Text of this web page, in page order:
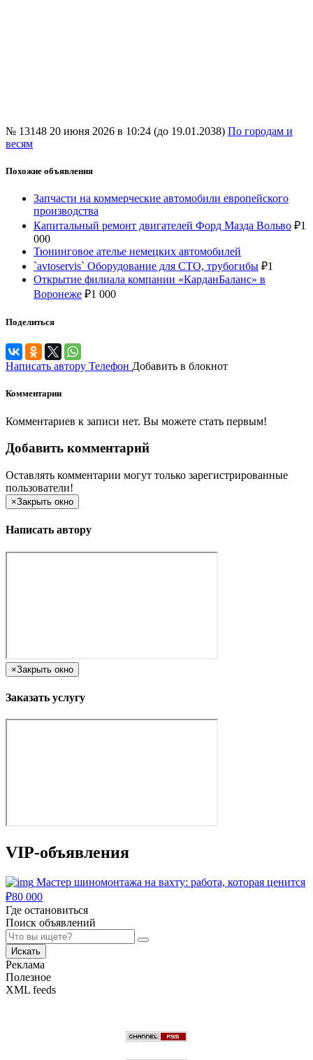
№ 13148 20 июня 2026 в 10:24 (до 19.01.2038) По городам и
весям
Похожие объявления
Запчасти на коммерческие автомобили европейского
производства
Капитальный ремонт двигателей Форд Мазда Вольво ₽1
000
Тюнинговое ателье немецких автомобилей
`avtoservis` Оборудование для СТО, трубогибы ₽1
Открытие филиала компании «КарданБаланс» в
Воронеже ₽1 000
Поделиться
Написать автору Телефон Добавить в блокнот
Комментарии
Комментариев к записи нет. Вы можете стать первым!
Добавить комментарий
Оставлять комментарии могут только зарегистрированные
пользователи!
×Закрыть окно
Написать автору
×Закрыть окно
Заказать услугу
VIP-объявления
Мастер шиномонтажа на вахту: работа, которая ценится
₽80 000
Где остановиться
Поиск объявлений
Искать
Реклама
Полезное
XML feeds